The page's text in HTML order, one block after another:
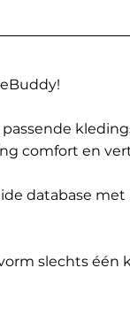
comfort en
database
slechts één